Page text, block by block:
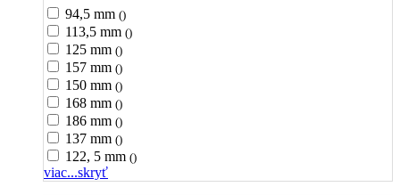
94,5 mm ()
113,5 mm ()
125 mm ()
157 mm ()
150 mm ()
168 mm ()
186 mm ()
137 mm ()
122, 5 mm ()
viac...skryť